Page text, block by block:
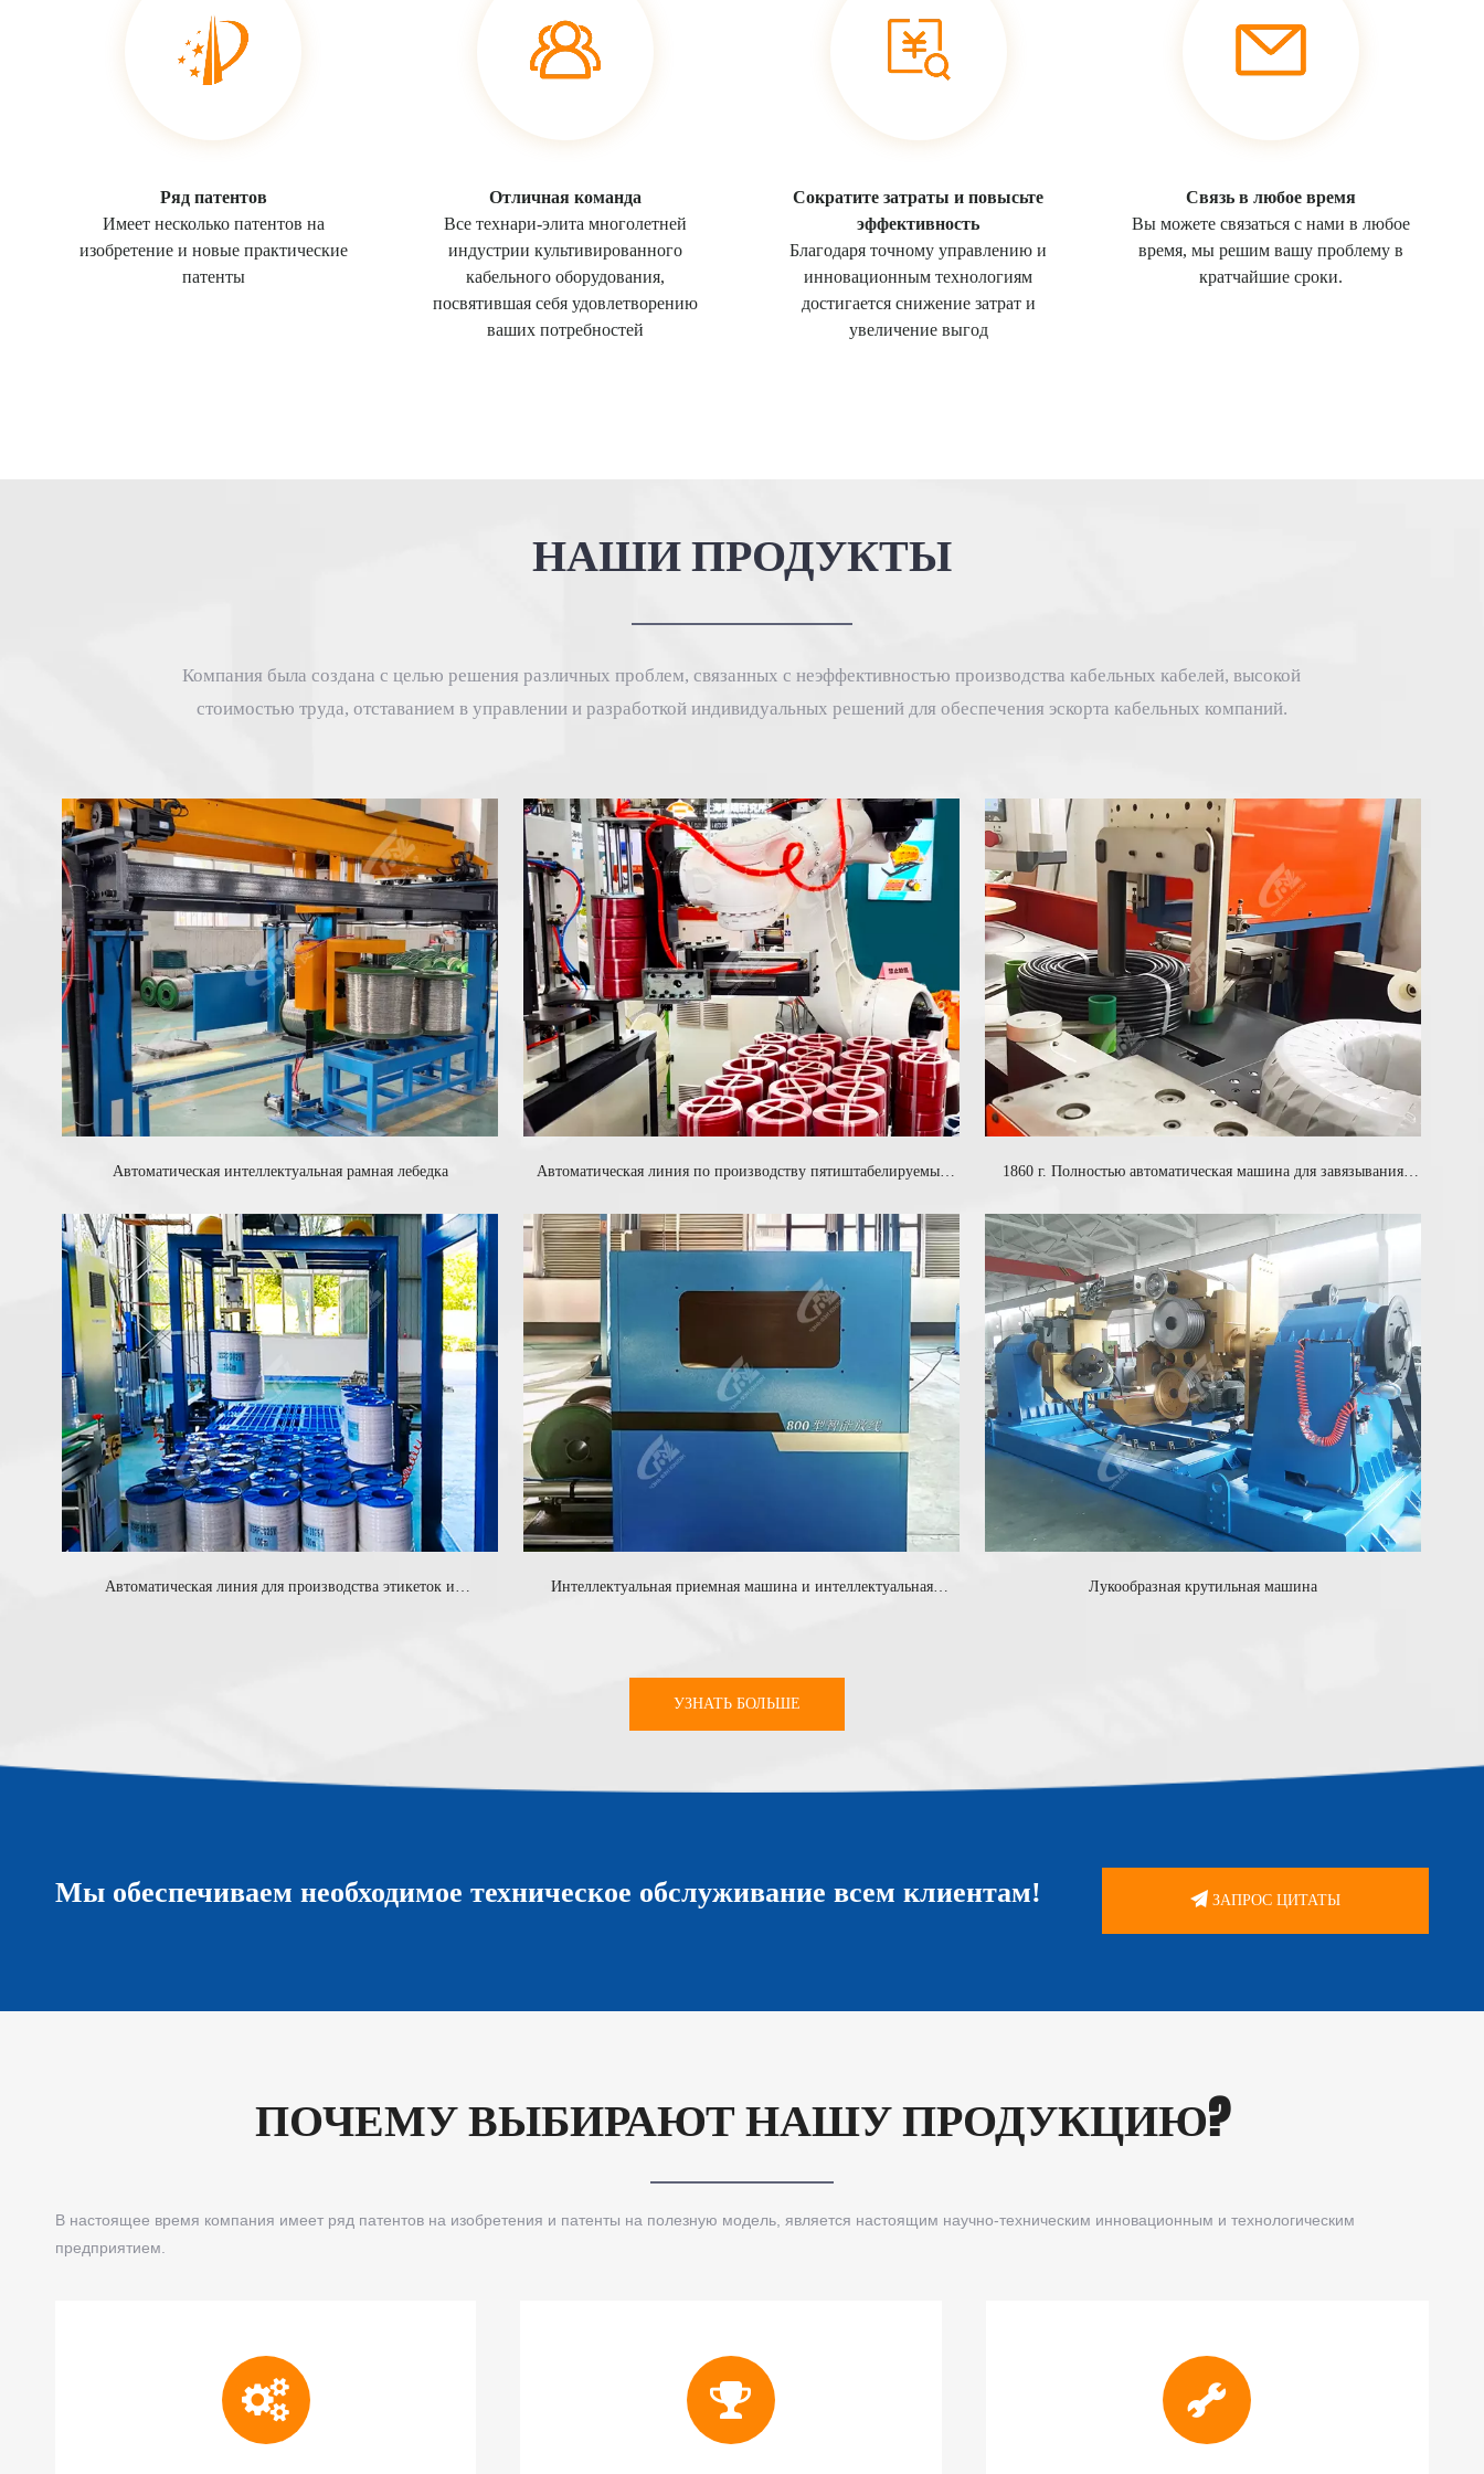
Ряд патентов
Имеет несколько патентов на
изобретение и новые практические
патенты
Отличная команда
Все технари-элита многолетней
индустрии культивированного
кабельного оборудования,
посвятившая себя удовлетворению
ваших потребностей
Сократите затраты и повысьте
эффективность
Благодаря точному управлению и
инновационным технологиям
достигается снижение затрат и
увеличение выгод​​​​​​​
Связь в любое время
Вы можете связаться с нами в любое
время, мы решим вашу проблему в
кратчайшие сроки.
НАШИ ПРОДУКТЫ
Компания была создана с целью решения различных проблем, связанных с неэффективностью производства кабельных кабелей, высокой
стоимостью труда, отставанием в управлении и разработкой индивидуальных решений для обеспечения эскорта кабельных компаний.
Автоматическая интеллектуальная рамная лебедка
Автоматическая линия по производству пятиштабелируемых
запечатыванием отверстий
1860 г. Полностью автоматическая машина для завязывания
Автоматическая линия для производства этикеток и
Интеллектуальная приемная машина и интеллектуальная
Лукообразная крутильная машина
УЗНАТЬ БОЛЬШЕ
Мы обеспечиваем необходимое техническое обслуживание всем клиентам! ЗАПРОС ЦИТАТЫ
ПОЧЕМУ ВЫБИРАЮТ НАШУ ПРОДУКЦИЮ?
В настоящее время компания имеет ряд патентов на изобретения и патенты на полезную модель, является настоящим научно-техническим инновационным и технологическим
предприятием.